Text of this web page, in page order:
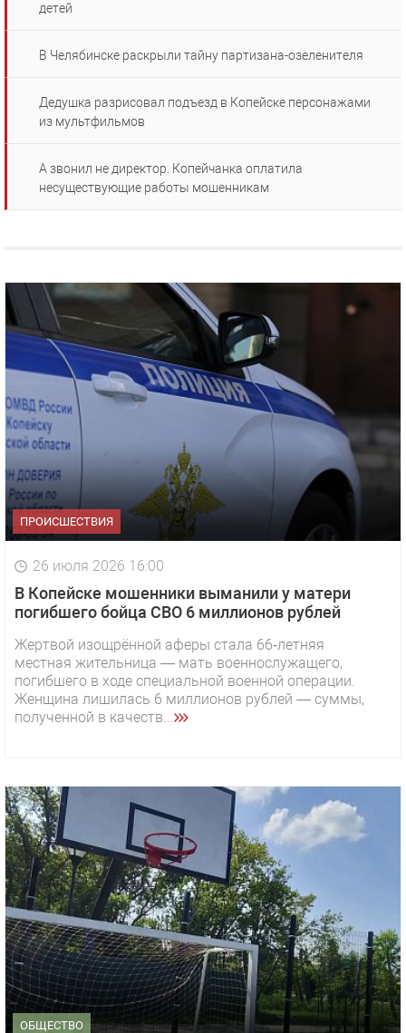
детей
В Челябинске раскрыли тайну партизана-озеленителя
Дедушка разрисовал подъезд в Копейске персонажами
из мультфильмов
А звонил не директор. Копейчанка оплатила
несуществующие работы мошенникам
ПРОИСШЕСТВИЯ
26 июля 2026 16:00
В Копейске мошенники выманили у матери
погибшего бойца СВО 6 миллионов рублей
Жертвой изощрённой аферы стала 66‑летняя
местная жительница — мать военнослужащего,
погибшего в ходе специальной военной операции.
Женщина лишилась 6 миллионов рублей — суммы,
полученной в качеств...
ОБЩЕСТВО